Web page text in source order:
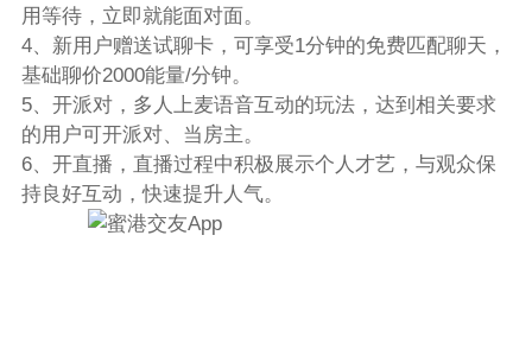
用等待，立即就能面对面。
4、新用户赠送试聊卡，可享受1分钟的免费匹配聊天，
基础聊价2000能量/分钟。
5、开派对，多人上麦语音互动的玩法，达到相关要求
的用户可开派对、当房主。
6、开直播，直播过程中积极展示个人才艺，与观众保
持良好互动，快速提升人气。